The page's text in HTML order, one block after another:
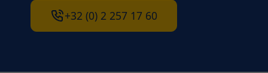
+32 (0) 2 257 17 60